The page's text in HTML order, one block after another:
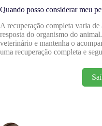
Quando posso considerar meu
A recuperação completa varia
resposta do organismo do
veterinário e mantenha o
uma recuperação completa e